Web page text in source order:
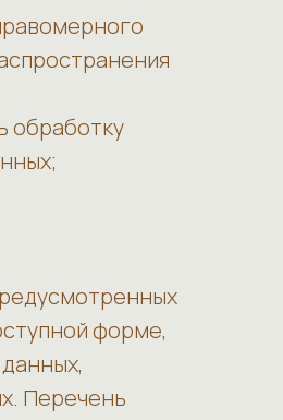
обработку
форме,
Перечень